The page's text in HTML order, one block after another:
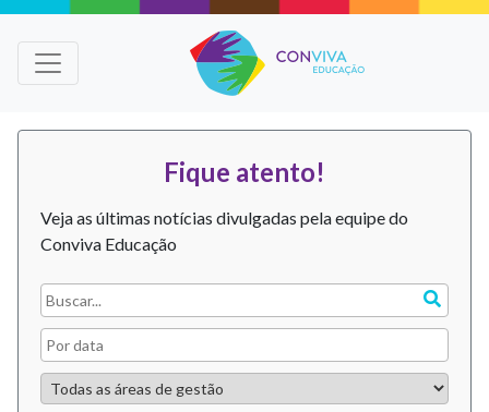
Fique atento!
Veja as últimas notícias divulgadas pela equipe do
Conviva Educação